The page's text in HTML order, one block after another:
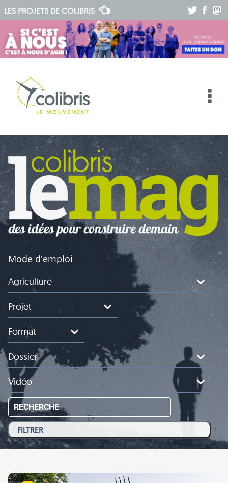
LES PROJETS DE COLIBRIS
Mode d'emploi
Agriculture
Projet
Format
Dossier
Vidéo
RECHERCHE